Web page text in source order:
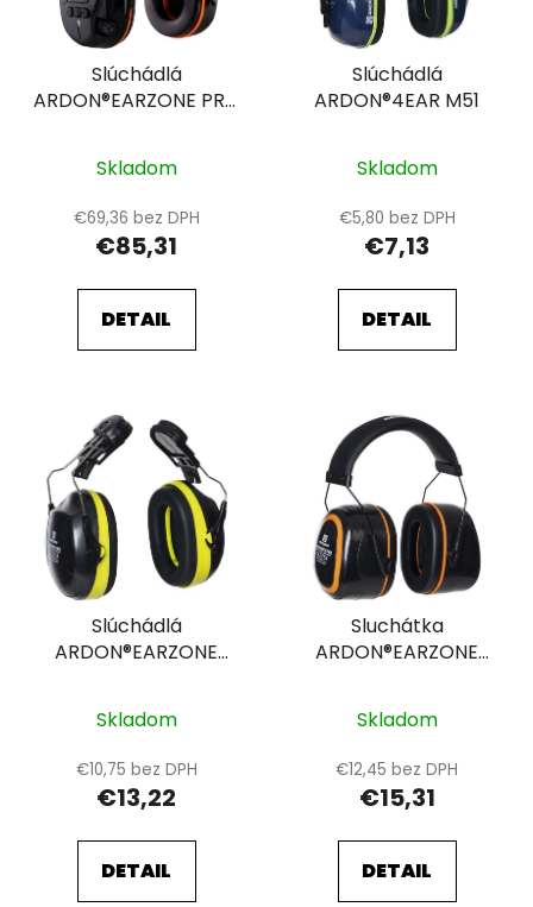
Slúchádlá
ARDON®EARZONE PRO
Skladom
€69,36 bez DPH
€85,31
DETAIL
Slúchádlá
ARDON®4EAR M51
Skladom
€5,80 bez DPH
€7,13
DETAIL
Slúchádlá
ARDON®EARZONE
Skladom
€10,75 bez DPH
€13,22
DETAIL
Sluchátka
ARDON®EARZONE
Skladom
€12,45 bez DPH
€15,31
DETAIL